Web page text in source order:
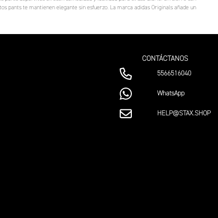
pants te mantienen elegante sin esfuerzo. La marca adidas Originals añade un
CONTÁCTANOS
5566516040
WhatsApp
HELP@STAX.SHOP